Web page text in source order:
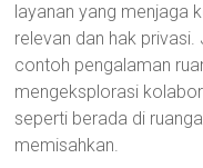
layanan yang menjaga
relevan dan hak
contoh pengalaman
mengeksplorasi
seperti berada di
memisahkan.